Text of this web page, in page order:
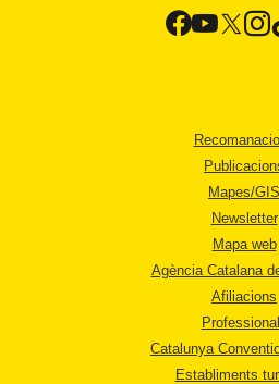
Mapes/GIS
Newsletter
Mapa web
Agència Catalana
Afiliacions
Catalunya
Establiments